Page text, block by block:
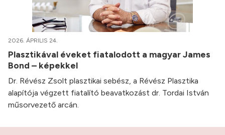
2026. ÁPRILIS 24.
Plasztikával éveket fiatalodott a magyar James
Bond – képekkel
Dr. Révész Zsolt plasztikai sebész, a Révész Plasztika
alapítója végzett fiatalító beavatkozást dr. Tordai István
műsorvezető arcán.